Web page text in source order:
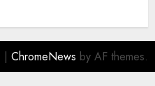
| ChromeNews by AF themes.